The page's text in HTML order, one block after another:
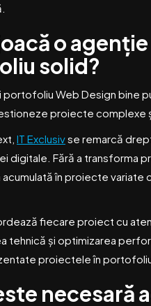
o
solid?
portofoliu Web Design bine
proiecte complexe
IT Exclusivse remarcă
digitale. Fără a transforma
în proiecte variate
fiecare proiect cu
tehnică și optimizarea
proiectele în
necesară